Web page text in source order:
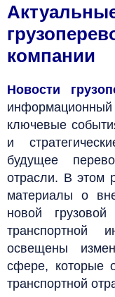
компании
Новости
ключевые
и
будущее
отрасли. В этом
материалы о
новой
транспортной
освещены
сфере, которые
транспортной